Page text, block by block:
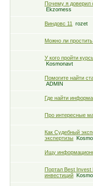
Почему я доверил
Ekzomess
Виндовс 11 rozet
Можно ли
У кого пройти
Kosmonavt
Помогите найти
ADMIN
Где найти
Про интересные
Как Судебный
экспертизы
Ищу
Портал Best
инвестиций